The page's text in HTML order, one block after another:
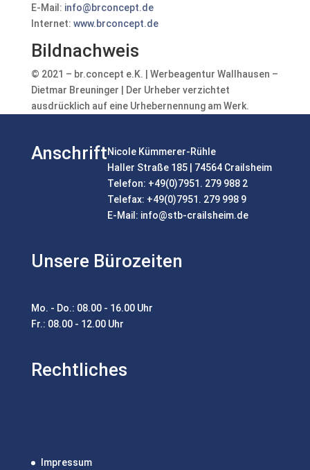
E-Mail: info@brconcept.de
Internet: www.brconcept.de
Bildnachweis
© 2021 – br.concept e.K. | Werbeagentur Wallhausen –
Dietmar Breuninger | Der Urheber verzichtet
ausdrücklich auf eine Urhebernennung am Werk.
AnschriftNicole Kümmerer-Rühle
Haller Straße 185 | 74564 Crailsheim
Telefon: +49(0)7951. 279 988 2
Telefax: +49(0)7951. 279 998 9
E-Mail: info@stb-crailsheim.de
Unsere Bürozeiten
Mo. - Do.: 08.00 - 16.00 Uhr
Fr.: 08.00 - 12.00 Uhr
Rechtliches
Impressum